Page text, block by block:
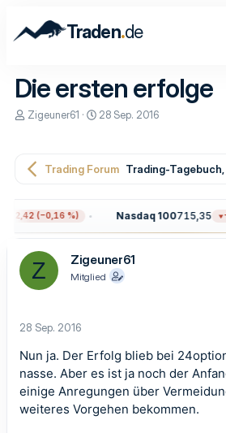
Traden.de
Die ersten erfolge
E
e
r
Zigeuner61
E
e
m
28 Sep. 2016
Trading Forum Trading-Tagebuch,
(−0,16 %) Nasdaq 100715,35
Z Zigeuner61
Mitglied
28 Sep. 2016
Nun ja. Der Erfolg blieb bei
nasse. Aber es ist ja noch der
einige Anregungen über
weiteres Vorgehen bekommen.